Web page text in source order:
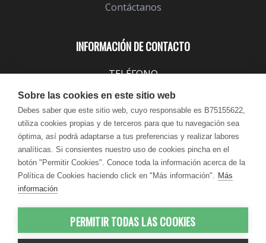
INFORMACIÓN DE CONTACTO
TELÉFONO
EMAIL
info@lindavita.com
HORARIO
Lun - Jue / 9:00 - 18:30
Vie / 9:00 - 17:30
Contáctanos
Sobre las cookies en este sitio web
Debes saber que este sitio web, cuyo responsable es B75155622,
utiliza cookies propias y de terceros para que tu navegación sea
óptima, así podrá adaptarse a tus preferencias y realizar labores
analíticas. Si consientes nuestro uso de cookies pincha en el
botón "Permitir Cookies". Conoce toda la información acerca de la
Política de Cookies haciendo click en "Más información". Más
información
PERMITIR TODAS LAS COOKIES